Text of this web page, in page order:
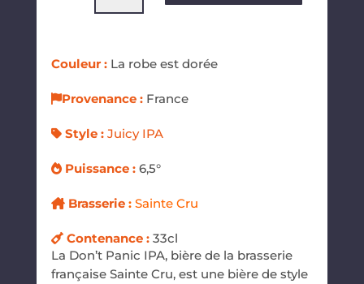
Sainte
Panic
Couleur :La robe est dorée
Provenance : France
Style : Juicy IPA
Puissance :6,5°
Brasserie : Sainte Cru
Contenance : 33cl
La Don’t Panic IPA, bière de la brasserie
française Sainte Cru, est une bière de style